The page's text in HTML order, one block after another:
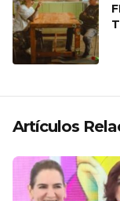
Artículos